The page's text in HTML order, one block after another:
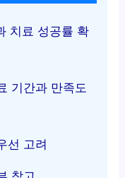
치료 성공률 확
기간과 만족도
선 고려